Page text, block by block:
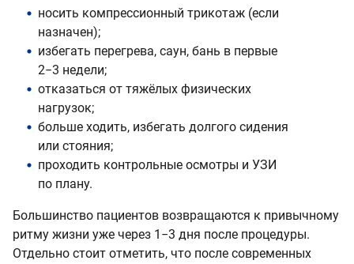
носить компрессионный трикотаж (если
назначен);
избегать перегрева, саун, бань в первые
2−3 недели;
отказаться от тяжёлых физических
нагрузок;
больше ходить, избегать долгого сидения
или стояния;
проходить контрольные осмотры и УЗИ
по плану.
Большинство пациентов возвращаются к привычному
ритму жизни уже через 1−3 дня после процедуры.
Отдельно стоит отметить, что после современных